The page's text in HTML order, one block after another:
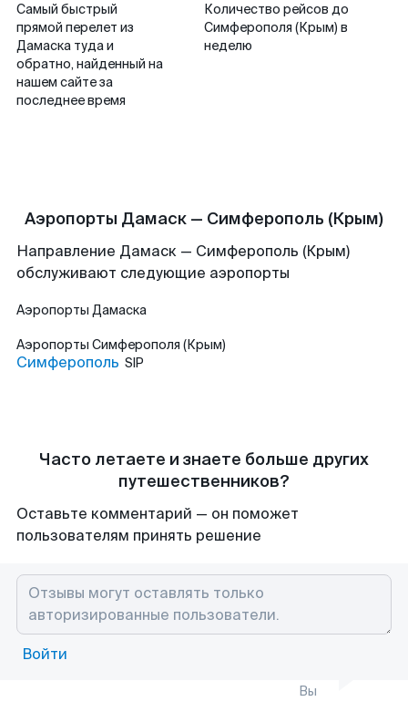
Самый быстрый
прямой перелет из
Дамаска туда и
обратно, найденный на
нашем сайте за
последнее время
Количество рейсов до
Симферополя (Крым) в
неделю
Аэропорты Дамаск — Симферополь (Крым)
Направление Дамаск — Симферополь (Крым)
обслуживают следующие аэропорты
Аэропорты Дамаска
Аэропорты Симферополя (Крым)
Симферополь SIP
Часто летаете и знаете больше других
путешественников?
Оставьте комментарий — он поможет
пользователям принять решение
Войти
Вы